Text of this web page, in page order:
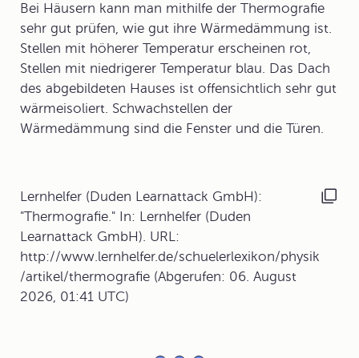
Bei Häusern kann man mithilfe der Thermografie
sehr gut prüfen, wie gut ihre Wärmedämmung ist.
Stellen mit höherer Temperatur erscheinen rot,
Stellen mit niedrigerer Temperatur blau. Das Dach
des abgebildeten Hauses ist offensichtlich sehr gut
wärmeisoliert. Schwachstellen der
Wärmedämmung sind die Fenster und die Türen.
Lernhelfer (Duden Learnattack GmbH):
"Thermografie." In: Lernhelfer (Duden
Learnattack GmbH). URL:
http://www.lernhelfer.de/schuelerlexikon/physik
/artikel/thermografie (Abgerufen: 06. August
2026, 01:41 UTC)